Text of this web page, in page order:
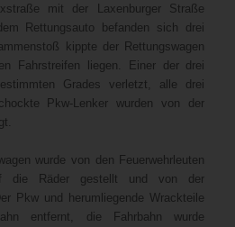
mit der Laxenburger Straße
Rettungsauto befanden sich drei
kippte der Rettungswagen
Fahrstreifen liegen. Einer der drei
Grades verletzt, alle drei
Pkw-Lenker wurden von der
wurde von den Feuerwehrleuten
die Räder gestellt und von der
Pkw und herumliegende Wrackteile
entfernt, die Fahrbahn wurde